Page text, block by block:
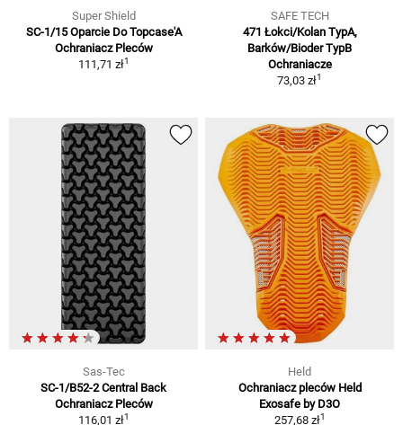
Super Shield
SC-1/15 Oparcie Do Topcase'A
Ochraniacz Pleców
111,71 zł1
SAFE TECH
471 Łokci/Kolan TypA,
Barków/Bioder TypB
Ochraniacze
73,03 zł1
Sas-Tec
SC-1/B52-2 Central Back
Ochraniacz Pleców
116,01 zł1
Held
Ochraniacz pleców Held
Exosafe by D3O
257,68 zł1